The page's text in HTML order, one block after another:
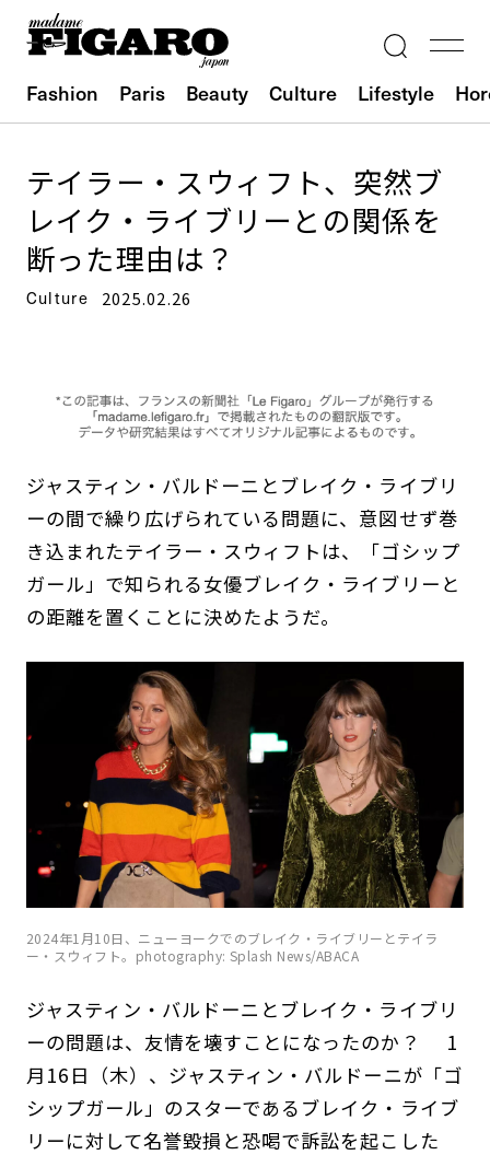
Fashion Paris Beauty Culture Lifestyle
テイラー・スウィフト、突然ブ
レイク・ライブリーとの関係を
断った理由は？
Culture 2025.02.26
ジャスティン・バルドーニとブレイク・ライブリ
ーの間で繰り広げられている問題に、意図せず巻
き込まれたテイラー・スウィフトは、「ゴシップ
ガール」で知られる女優ブレイク・ライブリーと
の距離を置くことに決めたようだ。
2024年1月10日、ニューヨークでのブレイク・ライブリーとテイラ
ー・スウィフト。photography: Splash News/ABACA
ジャスティン・バルドーニとブレイク・ライブリ
ーの問題は、友情を壊すことになったのか？ 1
月16日（木）、ジャスティン・バルドーニが「ゴ
シップガール」のスターであるブレイク・ライブ
リーに対して名誉毀損と恐喝で訴訟を起こした